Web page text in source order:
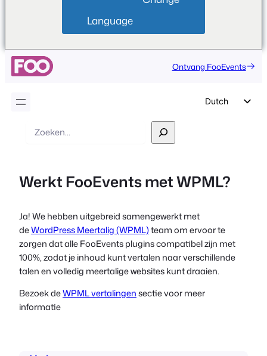
Language
Ontvang FooEvents
Dutch
Italian
Polish
Czech
Zoek
Werkt FooEvents met WPML?
Ja! We hebben uitgebreid samengewerkt met
deWordPress Meertalig (WPML)team om ervoor te
zorgen dat alle FooEvents plugins compatibel zijn met
100%, zodat je inhoud kunt vertalen naar verschillende
talen en volledig meertalige websites kunt draaien.
Bezoek deWPML vertalingensectie voor meer
informatie